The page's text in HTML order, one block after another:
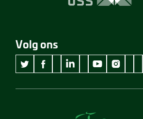
Volg ons
twitter Museum Jan Cunen
facebook Museum Jan Cunen
wikipedia Museum Jan
linkedin Museum Jan
googleplus
youtube